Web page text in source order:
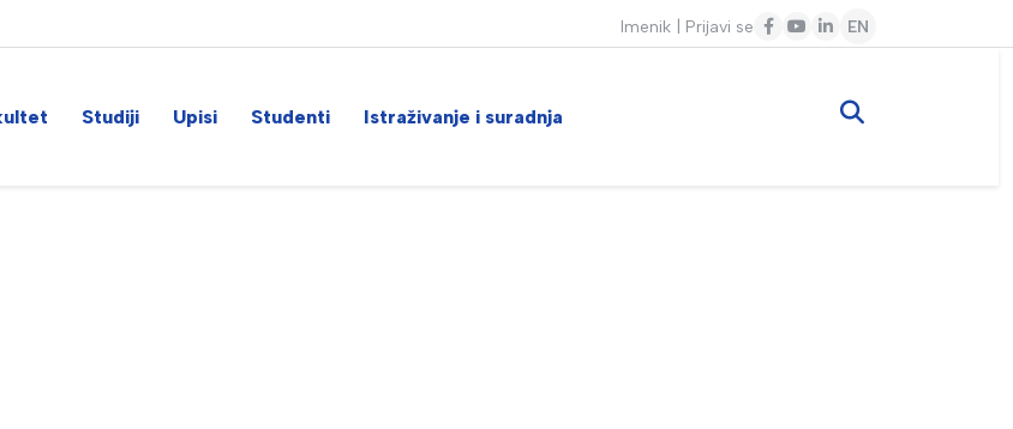
Imenik Prijavi se EN
Studiji Upisi Studenti Istraživanje i suradnja